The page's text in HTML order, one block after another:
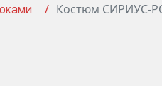
Костюм СИРИУС-